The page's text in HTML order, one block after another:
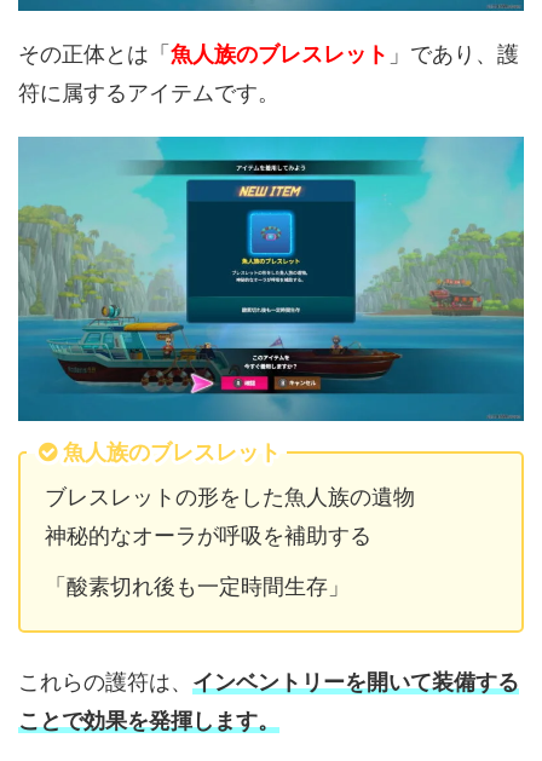
その正体とは「 魚人族のブレスレット 」であり、護
符に属するアイテムです。
魚人族のブレスレット
ブレスレットの形をした魚人族の遺物
神秘的なオーラが呼吸を補助する
「酸素切れ後も一定時間生存」
これらの護符は、 インベントリーを開いて装備する
ことで効果を発揮します。